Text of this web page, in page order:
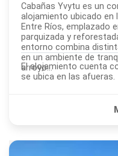
Cabañas Yvytu es un
alojamiento ubicado en
Entre Ríos, emplazado
parquizada y
entorno combina
en un ambiente de
arroyo...
El alojamiento cuenta con piscina exterior, Wi-Fi
se ubica en las afueras.